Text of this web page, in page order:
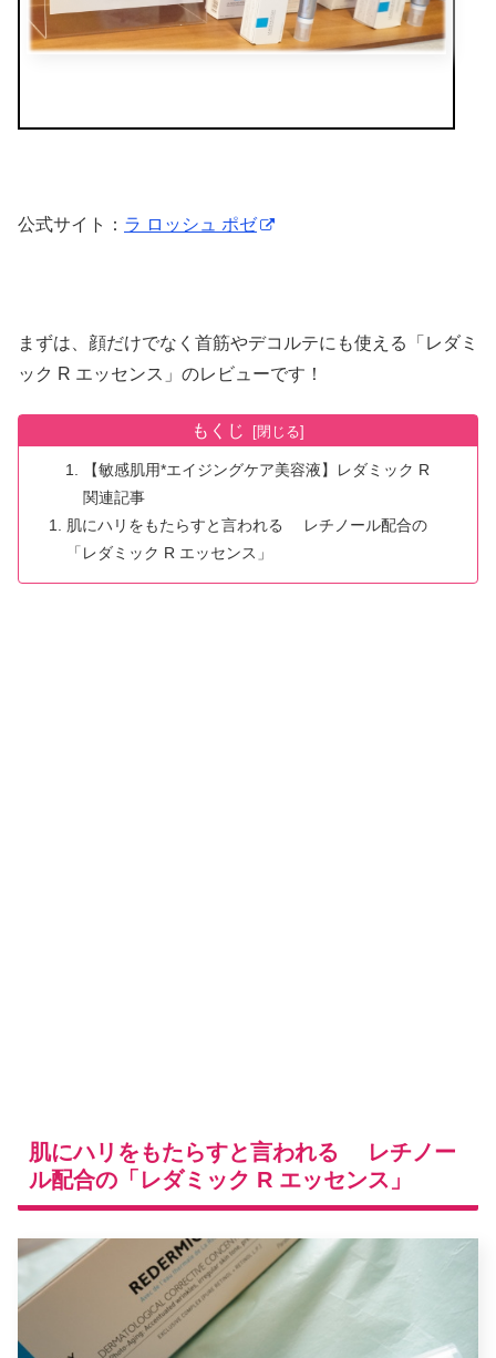
公式サイト： ラ ロッシュ ポゼ
まずは、顔だけでなく首筋やデコルテにも使える「レダミ
ック R エッセンス」のレビューです！
もくじ
【敏感肌用*エイジングケア美容液】レダミック R
関連記事
肌にハリをもたらすと言われる レチノール配合の
「レダミック R エッセンス」
肌にハリをもたらすと言われる レチノー
ル配合の「レダミック R エッセンス」